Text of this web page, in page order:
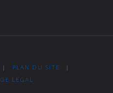
| PLAN DU SITE
|
LÉGAL